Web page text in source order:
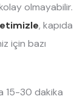
olmayabilir.
, kapıda
için bazı
15-30 dakika